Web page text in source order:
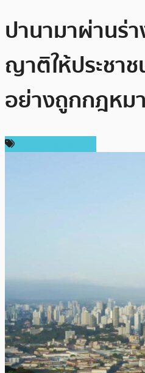
ปานามาผ่านร่
ญาติให้ประชา
อย่างถูกกฎหม